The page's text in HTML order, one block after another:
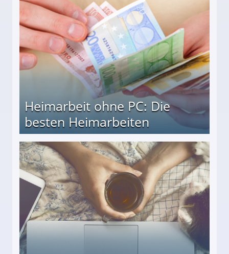
Heimarbeit ohne PC: Die
besten Heimarbeiten